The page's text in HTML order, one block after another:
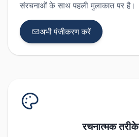
संरचनाओं के साथ पहली मुलाकात पर है।
अभी पंजीकरण करें
रचनात्मक तरीके